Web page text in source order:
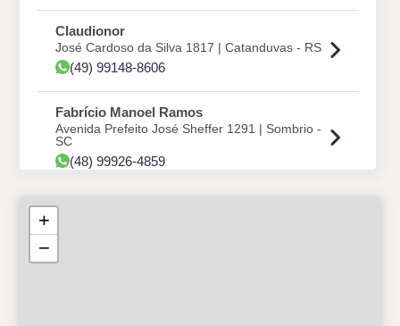
Claudionor
José Cardoso da Silva 1817 | Catanduvas - RS
(49) 99148-8606
Fabrício Manoel Ramos
Avenida Prefeito José Sheffer 1291 | Sombrio -
SC
(48) 99926-4859
Universo Distribuidora
+
−